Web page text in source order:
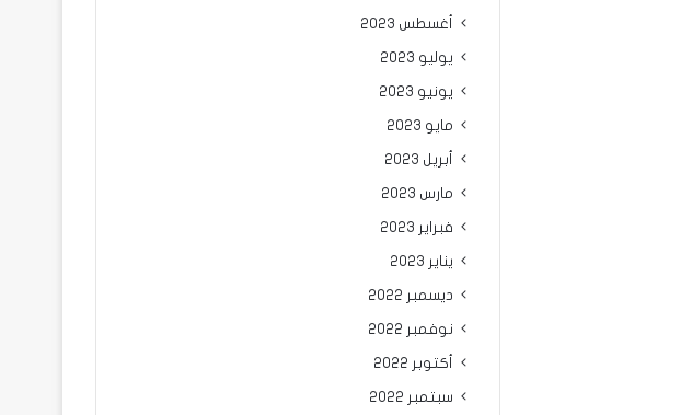
أغسطس 2023
يوليو 2023
يونيو 2023
مايو 2023
أبريل 2023
مارس 2023
فبراير 2023
يناير 2023
ديسمبر 2022
نوفمبر 2022
أكتوبر 2022
سبتمبر 2022